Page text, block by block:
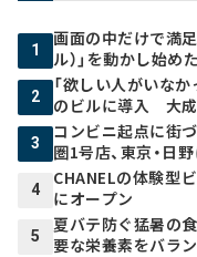
1
画面の中だけで満
ル）」を動かし始め
2
「欲しい人がいな
のビルに導入 大
3
コンビニ起点に街
圏1号店、東京・日
4
CHANELの体験型
にオープン
5
夏バテ防ぐ猛暑の
要な栄養素をバラン